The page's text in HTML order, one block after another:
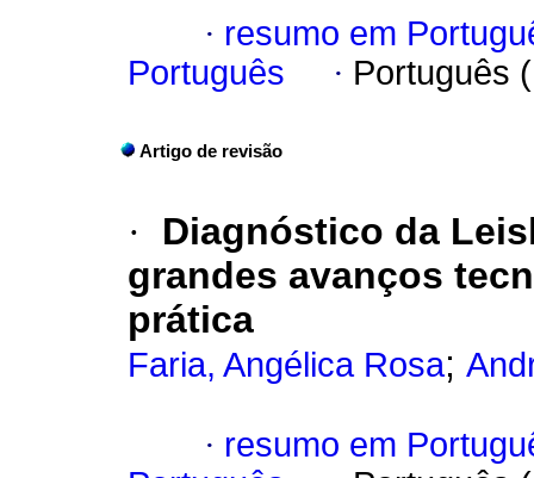
· resumo em
Português
· Português
Artigo de revisão
·
Diagnóstico da
grandes avanços
prática
Faria, Angélica Rosa;
· resumo em